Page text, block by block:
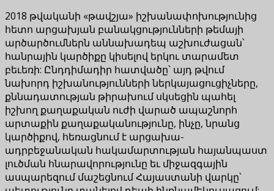
2018 թվականի «թավշյա» իշխանափոխությունից
հետո արցախյան բանակցությունների թեմայի
արծարծումներն աննախադեպ աշխուժացան՝
հանրային կարծիքը կիսելով երկու տարամետ
բեւեռի: Ընդդիմադիր հատվածը՝ այդ թվում
նախորդ իշխանությունների ներկայացուցիչները,
քննադատության թիրախում սկսեցին պահել
իշխող քաղաքական ուժի վարած ապաշնորհ
արտաքին քաղաքականությունը, ինչը, նրանց
կարծիքով, հեռացնում է արցախա-
ադրբեջանական հակամարտության հայանպաստ
լուծման հնարավորությունը եւ միջազգային
ասպարեզում մաշեցնում Հայաստանի վարկը՝